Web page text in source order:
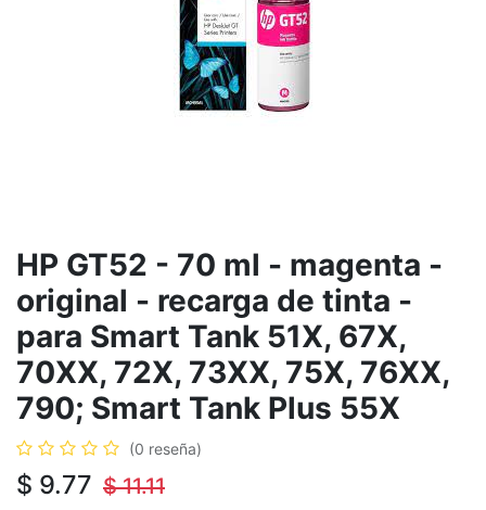
HP GT52 - 70 ml - magenta -
original - recarga de tinta -
para Smart Tank 51X, 67X,
70XX, 72X, 73XX, 75X, 76XX,
790; Smart Tank Plus 55X
(0 reseña)
$ 9.77 $11.11